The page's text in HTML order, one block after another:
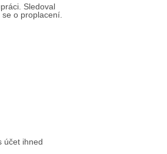
Sledoval
o proplacení.
účet ihned